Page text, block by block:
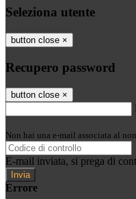
Seleziona utente
button close ×
Recupero password
button close ×
Non hai una e-mail associata al
E-mail inviata, si prega di
Errore